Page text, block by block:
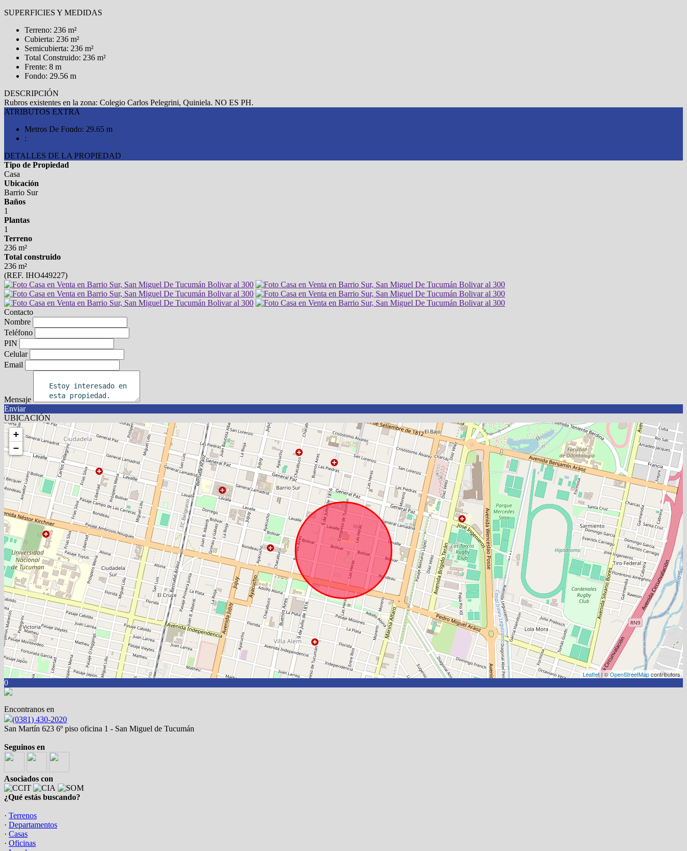
SUPERFICIES Y MEDIDAS
Terreno: 236 m²
Cubierta: 236 m²
Semicubierta: 236 m²
Total Construido: 236 m²
Frente: 8 m
Fondo: 29.56 m
DESCRIPCIÓN
Rubros existentes en la zona: Colegio Carlos Pelegrini, Quiniela. NO ES PH.
ATRIBUTOS EXTRA
Metros De Fondo: 29.65 m
:
DETALLES DE LA PROPIEDAD
Tipo de Propiedad
Casa
Ubicación
Barrio Sur
Baños
1
Plantas
1
Terreno
236 m²
Total construido
236 m²
(REF. IHO449227)
Contacto
Nombre
Teléfono
PIN
Celular
Email
Mensaje
Enviar
UBICACIÓN
+
−
Leaflet| ©OpenStreetMapcontributors
0
Encontranos en
(0381) 430-2020
San Martín 623 6º piso oficina 1 - San Miguel de Tucumán
Seguinos en
Asociados con
¿Qué estás buscando?
· Terrenos
· Departamentos
· Casas
· Oficinas